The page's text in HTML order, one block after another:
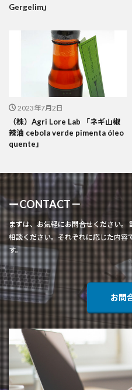
Gergelim」
2023年7月2日
（株）Agri Lore Lab 「ネギ山椒
辣油 cebola verde pimenta óleo
quente」
ーCONTACT－
まずは、お気軽にお問合せください。
相談ください。それぞれに応じた内容
す。
お問